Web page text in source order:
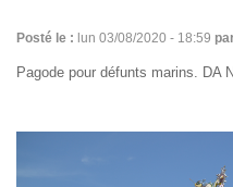
Posté le : lun 03/08/2020 - 18:59
Pagode pour défunts marins. DA